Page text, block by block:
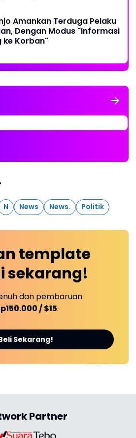
Amankan Terduga Pelaku
Dengan Modus "Informasi
ke Korban"
N News News. Politik
template
sekarang!
dan pembaruan
/ $15.
Sekarang!
Partner